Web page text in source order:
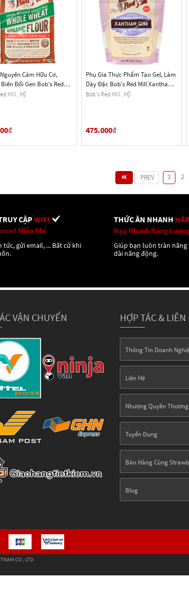
Cám Hữu Cơ,
Đổi Gen Bob's Red
Stone Ground Organic
Mill , Mỹ
₫
Phụ Gia Thực Phẩm Tạo Gel, Làm
Dày Đặc Bob's Red Mill Xanthan
Gum Powder, Gói 227g (8 Oz.)
Bob's Red Mill , Mỹ
475.000₫
PREV 1 2
CẬP WIFI
Miễn Phí
tức, gửi email, ... Bất cứ khi
THỨC ĂN NHANH
Nạp Nhanh Năng
Giúp bạn luôn tràn
dài năng động.
VẬN CHUYỂN HỢP TÁC & LIÊN
Thông Tin Doanh
Liên Hệ
Nhượng Quyền
Tuyển Dụng
Bán Hàng Cùng
Blog
CO , LTD